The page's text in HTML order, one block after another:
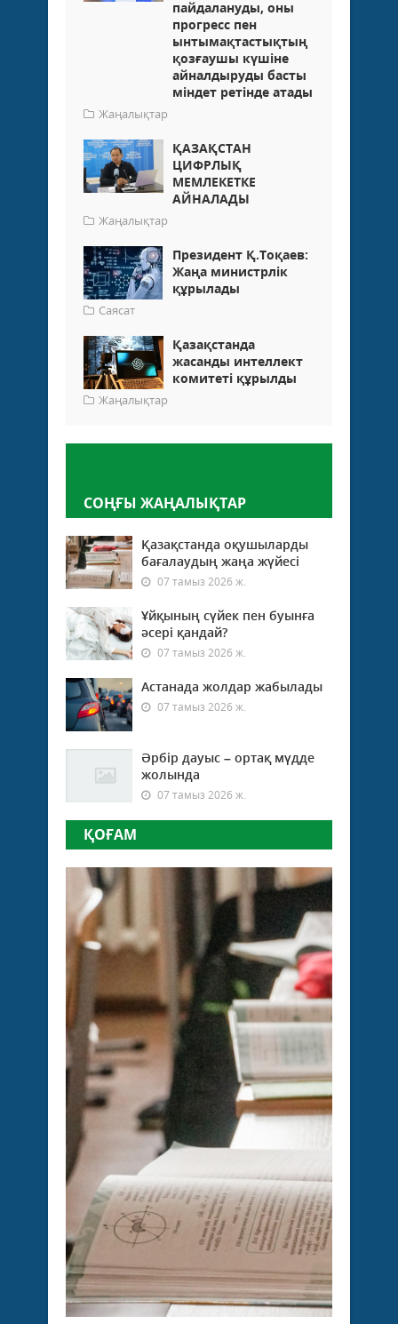
пайдалануды, оны
прогресс пен
ынтымақтастықтың
қозғаушы күшіне
айналдыруды басты
міндет ретінде атады
Жаңалықтар
ҚАЗАҚСТАН
ЦИФРЛЫҚ
МЕМЛЕКЕТКЕ
АЙНАЛАДЫ
Жаңалықтар
Президент Қ.Тоқаев:
Жаңа министрлік
құрылады
Саясат
Қазақстанда
жасанды интеллект
комитеті құрылды
Жаңалықтар
СОҢҒЫ ЖАҢАЛЫҚТАР
Қазақстанда оқушыларды
бағалаудың жаңа жүйесі
07 тамыз 2026 ж.
Ұйқының сүйек пен буынға
әсері қандай?
07 тамыз 2026 ж.
Астанада жолдар жабылады
07 тамыз 2026 ж.
Әрбір дауыс – ортақ мүдде
жолында
07 тамыз 2026 ж.
ҚОҒАМ